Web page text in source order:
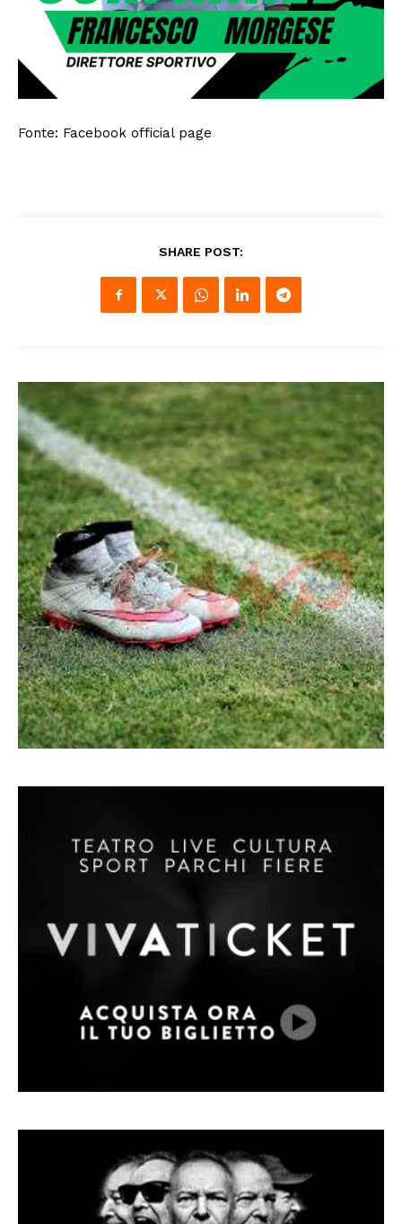
Fonte: Facebook official page
SHARE POST: